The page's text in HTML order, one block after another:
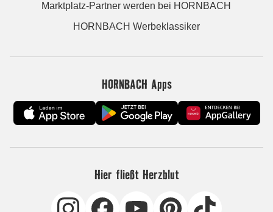
Marktplatz-Partner werden bei HORNBACH
HORNBACH Werbeklassiker
HORNBACH Apps
Hier fließt Herzblut